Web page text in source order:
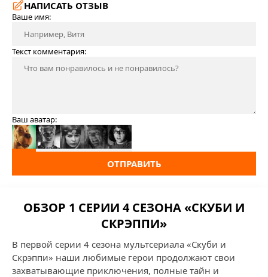
НАПИСАТЬ ОТЗЫВ
Ваше имя:
Текст комментария:
Ваш аватар:
ОТПРАВИТЬ
ОБЗОР 1 СЕРИИ 4 СЕЗОНА «СКУБИ И
СКРЭППИ»
В первой серии 4 сезона мультсериала «Скуби и
Скрэппи» наши любимые герои продолжают свои
захватывающие приключения, полные тайн и